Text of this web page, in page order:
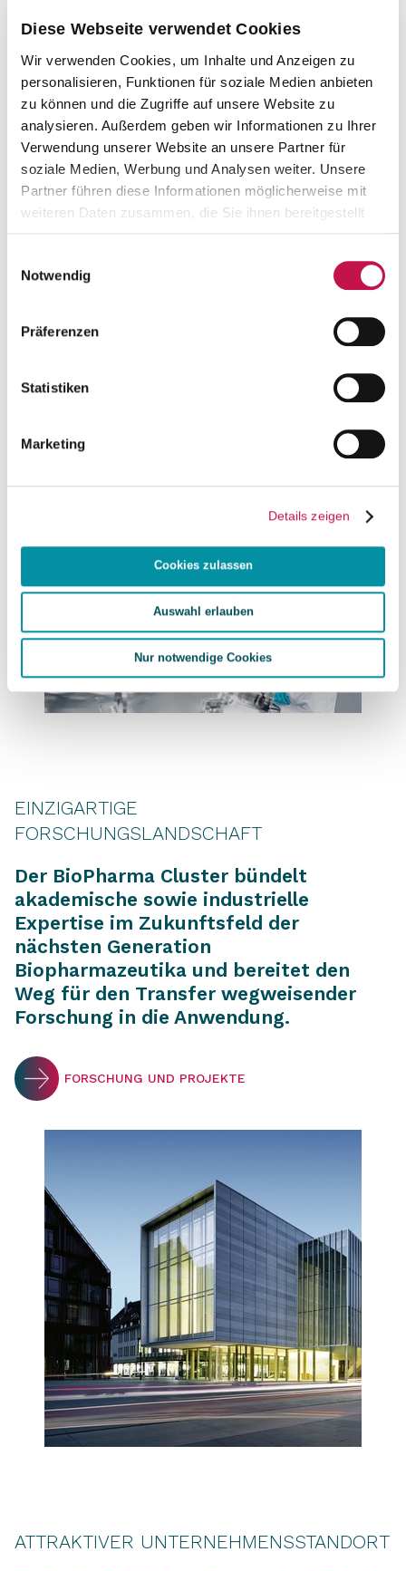
Diese Webseite verwendet Cookies
Wir verwenden Cookies, um Inhalte und Anzeigen zu
personalisieren, Funktionen für soziale Medien anbieten
zu können und die Zugriffe auf unsere Website zu
analysieren. Außerdem geben wir Informationen zu Ihrer
Verwendung unserer Website an unsere Partner für
soziale Medien, Werbung und Analysen weiter. Unsere
Partner führen diese Informationen möglicherweise mit
weiteren Daten zusammen, die Sie ihnen bereitgestellt
Notwendig
Präferenzen
Statistiken
Marketing
Details zeigen
Cookies zulassen
Auswahl erlauben
Nur notwendige Cookies
Knowhow eröffnen die Akteure der
Region zwischen Ulm und Bodensee
für Erkrankte weltweit.
WAS WIR TUN
EINZIGARTIGE
FORSCHUNGSLANDSCHAFT
Der BioPharma Cluster bündelt
akademische sowie industrielle
Expertise im Zukunftsfeld der
nächsten Generation
Biopharmazeutika und bereitet den
Weg für den Transfer wegweisender
Forschung in die Anwendung.
FORSCHUNG UND PROJEKTE
ATTRAKTIVER UNTERNEHMENSSTANDORT